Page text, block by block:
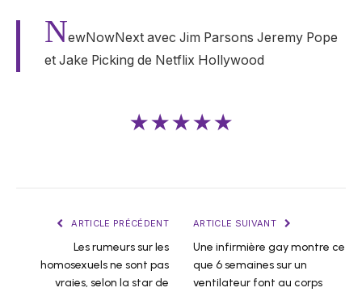
NewNowNext avec Jim Parsons Jeremy Pope
et Jake Picking de Netflix Hollywood
★★★★★
ARTICLE PRÉCÉDENT
Les rumeurs sur les
homosexuels ne sont pas
vraies, selon la star de
ARTICLE SUIVANT
Une infirmière gay montre ce
que 6 semaines sur un
ventilateur font au corps